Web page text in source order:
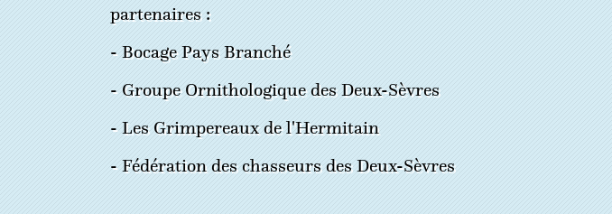
partenaires :
- Bocage Pays Branché
- Groupe Ornithologique des Deux-Sèvres
- Les Grimpereaux de l'Hermitain
- Fédération des chasseurs des Deux-Sèvres